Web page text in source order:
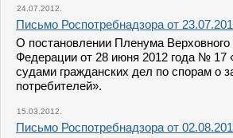
24.07.2012.
Письмо Роспотребнадзора от
О постановлении Пленума
Федерации от 28 июня 2012 года № 17
судами гражданских дел по спорам о
потребителей».
15.03.2012.
Письмо Роспотребнадзора от